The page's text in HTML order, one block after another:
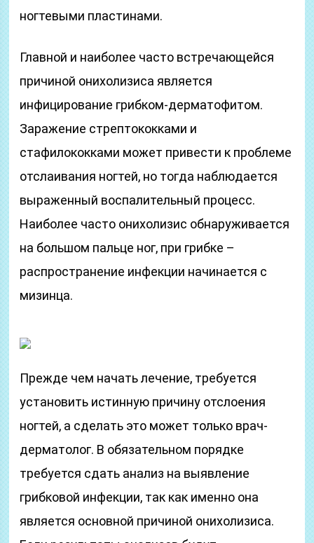
ногтевыми пластинами.
Главной и наиболее часто встречающейся
причиной онихолизиса является
инфицирование грибком-дерматофитом.
Заражение стрептококками и
стафилококками может привести к проблеме
отслаивания ногтей, но тогда наблюдается
выраженный воспалительный процесс.
Наиболее часто онихолизис обнаруживается
на большом пальце ног, при грибке –
распространение инфекции начинается с
мизинца.
Прежде чем начать лечение, требуется
установить истинную причину отслоения
ногтей, а сделать это может только врач-
дерматолог. В обязательном порядке
требуется сдать анализ на выявление
грибковой инфекции, так как именно она
является основной причиной онихолизиса.